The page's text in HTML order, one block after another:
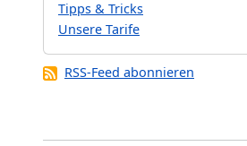
Tipps & Tricks
Unsere Tarife
RSS-Feed abonnieren